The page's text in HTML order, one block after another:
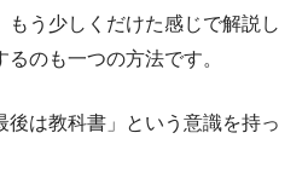
もう少しくだけた感じで解説し
のも一つの方法です。
後は教科書」という意識を持っ